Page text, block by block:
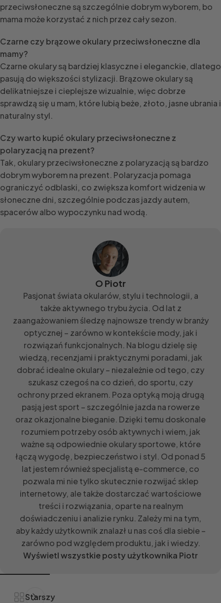
przeciwsłoneczne są szczególnie dobrym wyborem, bo
mama może korzystać z nich przez cały sezon.
Czarne czy brązowe okulary przeciwsłoneczne dla
mamy?
Czarne okulary są bardziej klasyczne i eleganckie, dlatego
pasują do większości stylizacji. Brązowe okulary są
delikatniejsze i cieplejsze wizualnie, więc dobrze
sprawdzą się u mam, które lubią beże, złoto, jasne ubrania i
naturalny styl.
Czy warto kupić okulary przeciwsłoneczne z
polaryzacją na prezent?
Tak, okulary przeciwsłoneczne z polaryzacją są bardzo
dobrym wyborem na prezent. Polaryzacja pomaga
ograniczyć odblaski, co zwiększa komfort widzenia w
słoneczne dni, szczególnie podczas jazdy autem,
spacerów albo wypoczynku nad wodą.
O Piotr
Pasjonat świata okularów, stylu i technologii, a
także aktywnego trybu życia. Od lat z
zaangażowaniem śledzę najnowsze trendy w branży
optycznej – zarówno w kontekście mody, jak i
rozwiązań funkcjonalnych. Na blogu dzielę się
wiedzą, recenzjami i praktycznymi poradami, jak
dobrać idealne okulary – niezależnie od tego, czy
szukasz czegoś na co dzień, do sportu, czy
ochrony przed ekranem. Poza optyką moją drugą
pasją jest sport – szczególnie jazda na rowerze
oraz okazjonalne bieganie. Dzięki temu doskonale
rozumiem potrzeby osób aktywnych i wiem, jak
ważne są odpowiednie okulary sportowe, które
łączą wygodę, bezpieczeństwo i styl. Od ponad 5
lat jestem również specjalistą e-commerce, co
pozwala mi nie tylko skutecznie rozwijać sklep
internetowy, ale także dostarczać wartościowe
treści i rozwiązania, oparte na realnym
doświadczeniu i analizie rynku. Zależy mi na tym,
aby każdy użytkownik znalazł u nas coś dla siebie –
zarówno pod względem produktu, jak i wiedzy.
Wyświetl wszystkie posty użytkownika Piotr
Starszy